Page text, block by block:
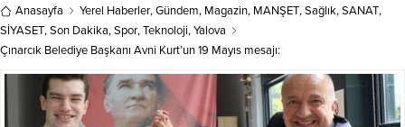
Anasayfa Yerel Haberler,Gündem, Magazin, MANŞET,Sağlık,SANAT,
SİYASET,Son Dakika,Spor,Teknoloji,Yalova
Çınarcık Belediye Başkanı Avni Kurt’un 19 Mayıs mesajı: